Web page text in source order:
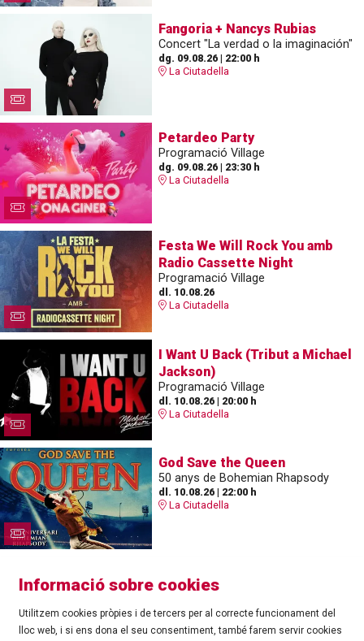
Fangoria + Nancys Rubias
Concert "La verdad o la imaginación"
dg. 09.08.26| 22:00 h
La Ciutadella
Petardeo Party
Programació Village
dg. 09.08.26| 23:30 h
La Ciutadella
Festa We Will Rock You amb
Radio Cassette Night
Programació Village
dl. 10.08.26
La Ciutadella
I Want U Back (Tribut a Michael
Jackson)
Programació Village
dl. 10.08.26| 20:00 h
La Ciutadella
God Save the Queen
50 anys de Bohemian Rhapsody
dl. 10.08.26| 22:00 h
La Ciutadella
Informació sobre cookies
Utilitzem cookies pròpies i de tercers per al correcte funcionament del
lloc web, i si ens dona el seu consentiment, també farem servir cookies